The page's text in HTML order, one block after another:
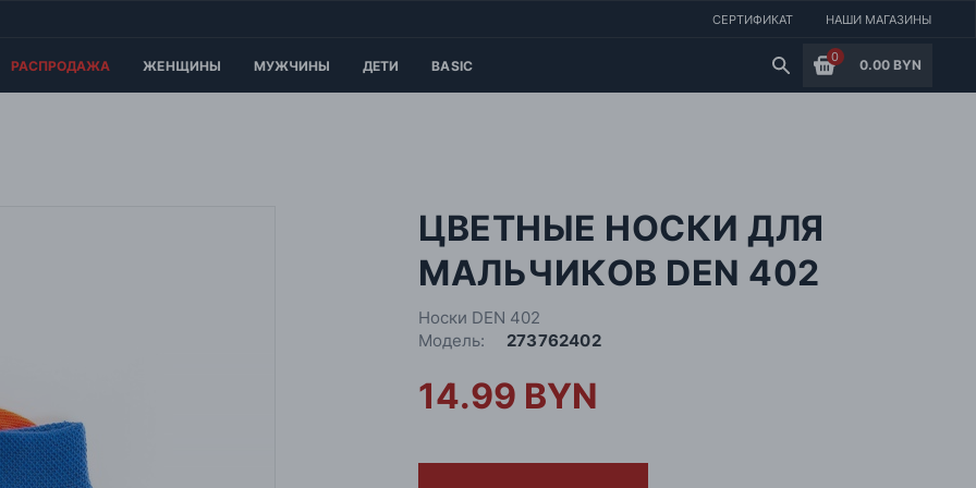
СЕРТИФИКАТ НАШИ МАГАЗИНЫ
РАСПРОДАЖА ЖЕНЩИНЫ МУЖЧИНЫ ДЕТИ BASIC
0
0.00 BYN
ЦВЕТНЫЕ НОСКИ ДЛЯ
МАЛЬЧИКОВ DEN 402
Носки DEN 402
Модель:
273762402
14.99 BYN